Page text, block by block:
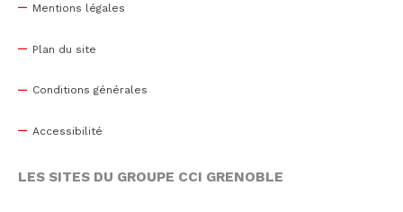
Mentions légales
Plan du site
Conditions générales
Accessibilité
LES SITES DU GROUPE CCI GRENOBLE